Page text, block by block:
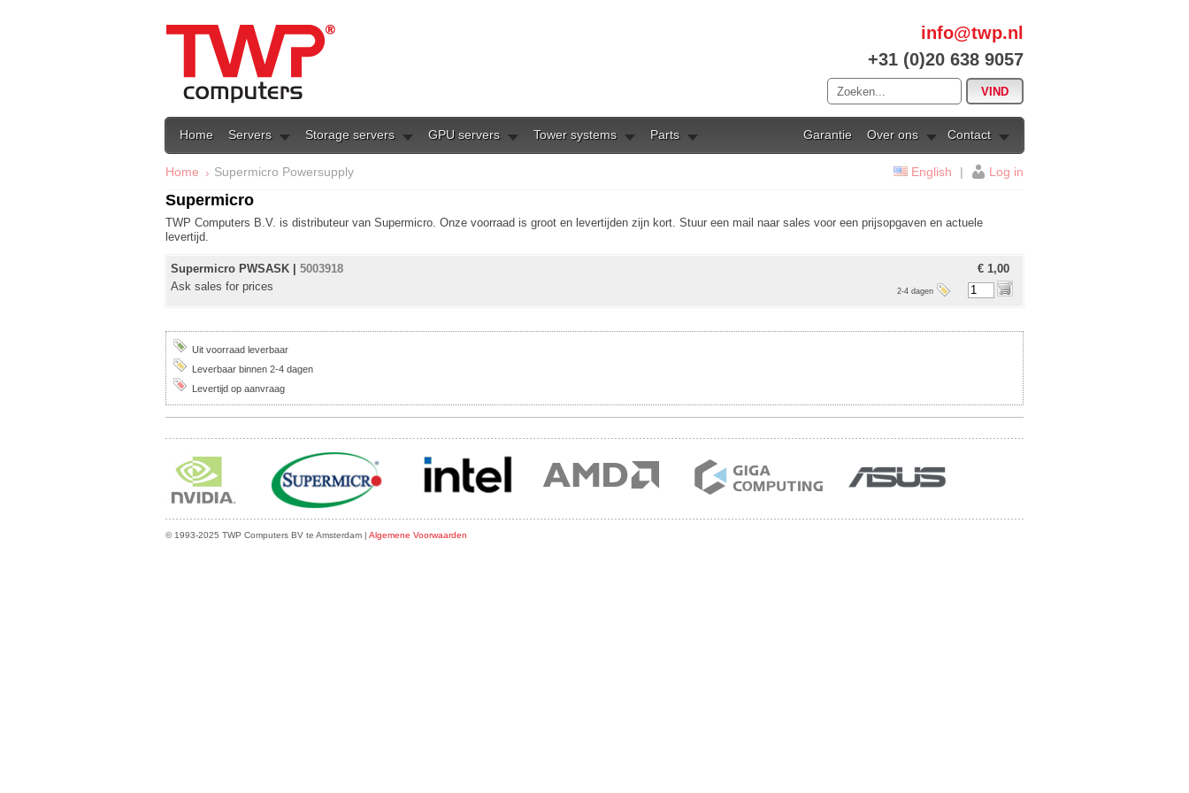
info@twp.nl
+31 (0)20 638 9057
Home Servers Storage servers GPU servers Tower systems Parts Contact
Over ons
Garantie
Home Supermicro Powersupply English | Log in
Supermicro
TWP Computers B.V. is distributeur van Supermicro. Onze voorraad is groot en levertijden zijn kort. Stuur een mail naar sales voor een prijsopgaven en actuele
levertijd.
Supermicro PWSASK | 5003918
Ask sales for prices
€ 1,00
2-4 dagen
Uit voorraad leverbaar
Leverbaar binnen 2-4 dagen
Levertijd op aanvraag
© 1993-2025 TWP Computers BV te Amsterdam | Algemene Voorwaarden